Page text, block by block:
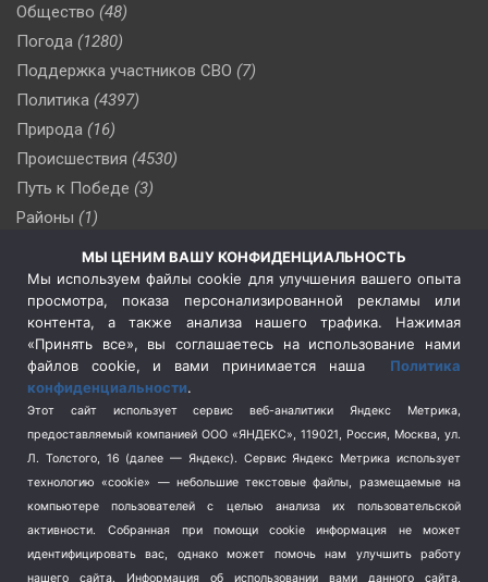
Общество (48)
Погода (1280)
Поддержка участников СВО (7)
Политика (4397)
Природа (16)
Происшествия (4530)
Путь к Победе (3)
Районы (1)
(510)
Сельское хозяйство (3)
Социальная политика
(3)
Спецоперация в Украине
Спецоперация на Украине
(404)
Спорт (740)
Терроризм (1)
Транспорт (262)
Туризм (178)
Флот (76)
МЫ ЦЕНИМ ВАШУ КОНФИДЕНЦИАЛЬНОСТЬ
Мы используем файлы cookie для улучшения вашего опыта
просмотра, показа персонализированной рекламы или
контента, а также анализа нашего трафика. Нажимая
«Принять все», вы соглашаетесь на использование нами
файлов cookie, и вами принимается наша Политика
конфиденциальности.
Этот сайт использует сервис веб-аналитики Яндекс Метрика,
предоставляемый компанией ООО «ЯНДЕКС», 119021, Россия, Москва, ул.
Л. Толстого, 16 (далее — Яндекс). Сервис Яндекс Метрика использует
технологию «cookie» — небольшие текстовые файлы, размещаемые на
компьютере пользователей с целью анализа их пользовательской
активности.
Собранная при помощи cookie информация не может
идентифицировать вас, однако может помочь нам улучшить работу
нашего сайта. Информация об использовании вами данного сайта,